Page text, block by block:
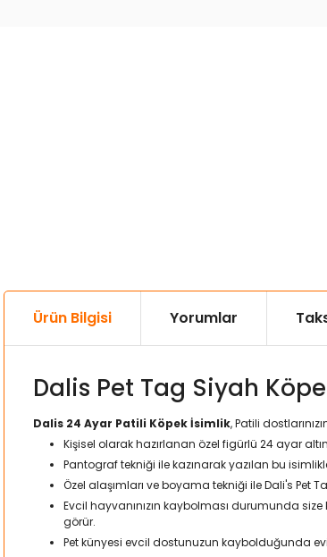
Ürün Bilgisi Yorumlar
Dalis Pet Tag Siyah
Dalis 24 Ayar Patili Köpek İsimlik, Patili
Kişisel olarak hazırlanan özel figürlü 24 ayar
Pantograf tekniği ile kazınarak yazılan bu
Özel alaşımları ve boyama tekniği ile Dali's Pet
Evcil hayvanınızın kaybolması durumunda
görür.
Pet künyesi evcil dostunuzun kaybolduğunda